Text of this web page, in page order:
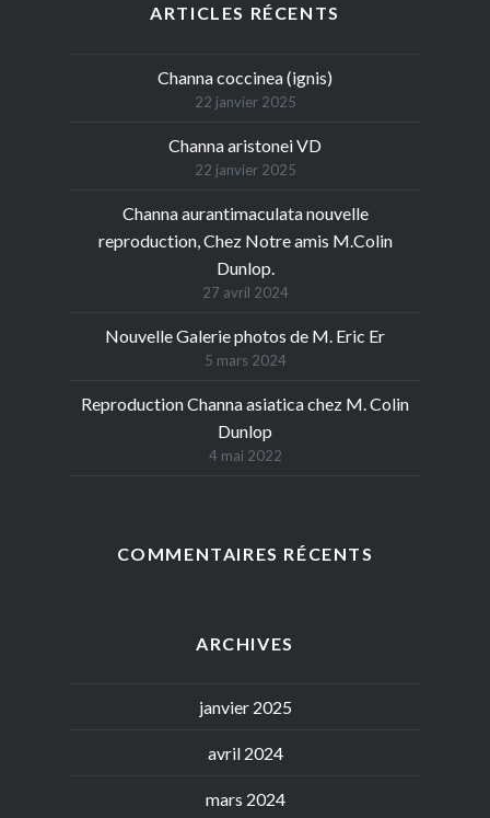
ARTICLES RÉCENTS
Channa coccinea (ignis)
22 janvier 2025
Channa aristonei VD
22 janvier 2025
Channa aurantimaculata nouvelle
reproduction, Chez Notre amis M.Colin
Dunlop.
27 avril 2024
Nouvelle Galerie photos de M. Eric Er
5 mars 2024
Reproduction Channa asiatica chez M. Colin
Dunlop
4 mai 2022
COMMENTAIRES RÉCENTS
ARCHIVES
janvier 2025
avril 2024
mars 2024